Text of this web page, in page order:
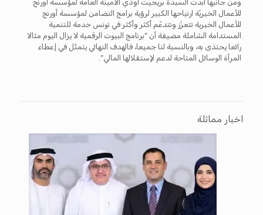
ومن جانبها أبدت السيّدة بريجيت أودي الأمينة العامة لمؤسّسة أورنج
للأعمال الخيريّة ارتياحها الكبير لرؤية برامج التضامن لمؤسسة أورنج
للأعمال الخيرية تتعزّز وتتدعّم أكثر وأكثر في تونس خدمة للتنمية
المستدامة الشاملة مضيفة أن “برنامج البيوت الرقمية لا يزال اليوم مثالا
رائعا يحتذى به، وبالنسبة لنا جميعا، فالهدف النهائي يتمثّل في إعطاء
المرأة الوسائل المتاحة لدعم لإستقلالها المالي”.
اخبار مماثلة